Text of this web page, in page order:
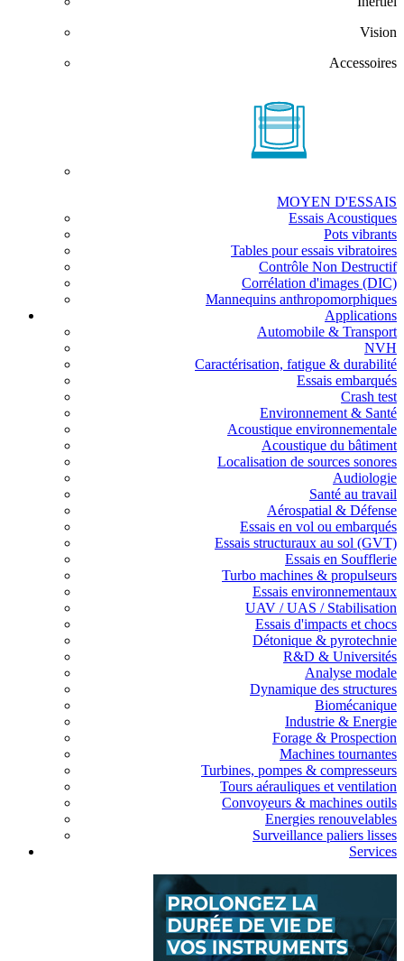
Vision
Accessoires
MOYEN D'ESSAIS
Essais Acoustiques
Pots vibrants
Tables pour essais vibratoires
Contrôle Non Destructif
Corrélation d'images (DIC)
Mannequins anthropomorphiques
Applications
Automobile & Transport
NVH
Caractérisation, fatigue & durabilité
Essais embarqués
Crash test
Environnement & Santé
Acoustique environnementale
Acoustique du bâtiment
Localisation de sources sonores
Audiologie
Santé au travail
Aérospatial & Défense
Essais en vol ou embarqués
Essais structuraux au sol (GVT)
Essais en Soufflerie
Turbo machines & propulseurs
Essais environnementaux
UAV / UAS / Stabilisation
Essais d'impacts et chocs
Détonique & pyrotechnie
R&D & Universités
Analyse modale
Dynamique des structures
Biomécanique
Industrie & Energie
Forage & Prospection
Machines tournantes
Turbines, pompes & compresseurs
Tours aérauliques et ventilation
Convoyeurs & machines outils
Energies renouvelables
Surveillance paliers lisses
Services